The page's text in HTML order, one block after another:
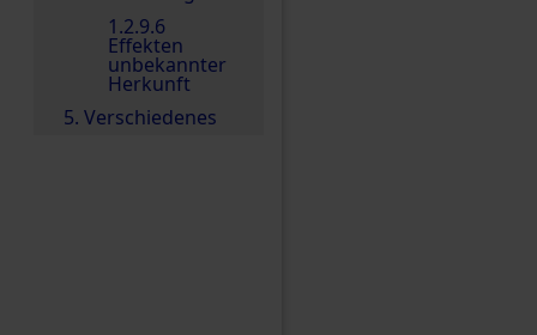
1.2.9.6
Effekten
unbekannter
Herkunft
5. Verschiedenes